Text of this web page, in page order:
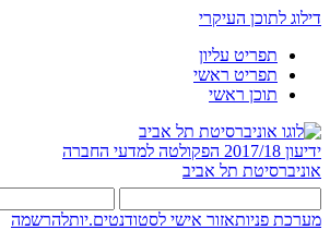
דילוג לתוכן העיקרי
תפריט עליון
תפריט ראשי
תוכן ראשי
ידיעון 2017/18
הפקולטה למדעי החברה
אוניברסיטת תל אביב
מערכת פניותאזור אישי לסטודנטים.יותלהרשמה